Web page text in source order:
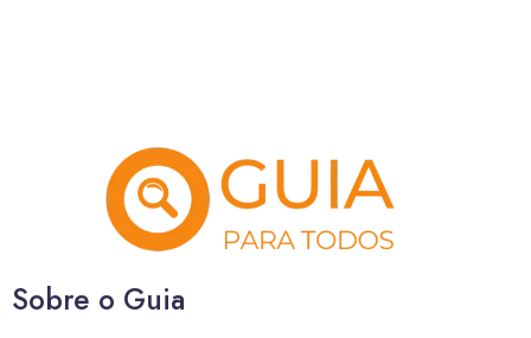
Sobre o Guia